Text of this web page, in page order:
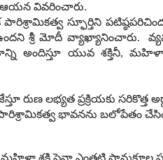
ఆయన వివరించారు.
స్ఫూర్తిని
శ్రీ మోదీ వ్యాఖ్యానించారు.
అందిస్తూ యువ శక్తినీ,మహిళా
రుణ లభ్యత ప్రక్రియకు సరికొత్త
భావనను బలోపేతం